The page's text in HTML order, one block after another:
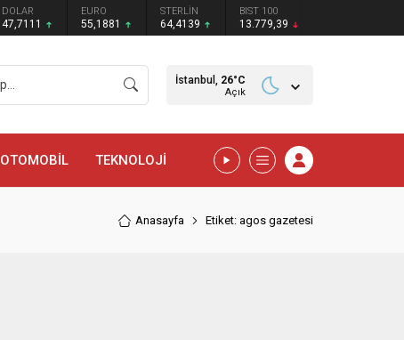
DOLAR
47,7111
EURO
55,1881
STERLİN
64,4139
BIST 100
13.779,39
İstanbul, 26°C
Açık
OTOMOBİL TEKNOLOJİ
Anasayfa Etiket: agos gazetesi